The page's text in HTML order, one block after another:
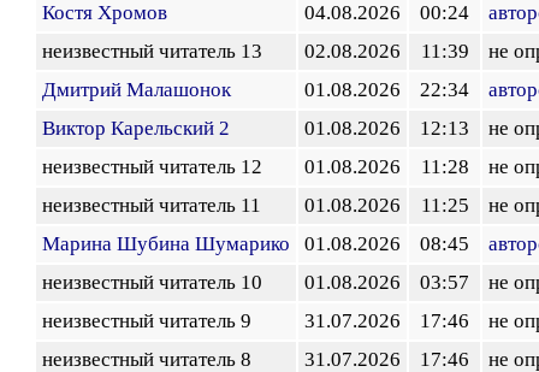
Костя Хромов
04.08.2026 00:24
неизвестный читатель 13
02.08.2026 11:39
не
Дмитрий Малашонок
01.08.2026 22:34
Виктор Карельский 2
01.08.2026 12:13
не
неизвестный читатель 12
01.08.2026 11:28
не
неизвестный читатель 11
01.08.2026 11:25
не
Марина Шубина Шумарико
01.08.2026 08:45
неизвестный читатель 10
01.08.2026 03:57
не
неизвестный читатель 9
31.07.2026 17:46
не
неизвестный читатель 8
31.07.2026 17:46
не